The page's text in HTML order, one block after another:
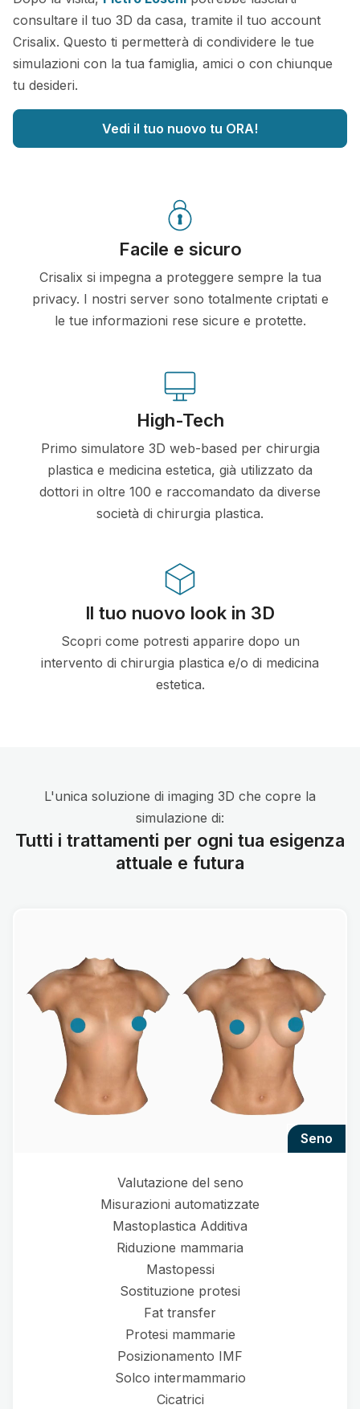
consultare il tuo 3D da casa, tramite il tuo account
Crisalix. Questo ti permetterà di condividere le tue
simulazioni con la tua famiglia, amici o con chiunque
tu desideri.
Vedi il tuo nuovo tu ORA!
Facile e sicuro
Crisalix si impegna a proteggere sempre la tua
privacy. I nostri server sono totalmente criptati e
le tue informazioni rese sicure e protette.
High-Tech
Primo simulatore 3D web-based per chirurgia
plastica e medicina estetica, già utilizzato da
dottori in oltre 100 e raccomandato da diverse
società di chirurgia plastica.
Il tuo nuovo look in 3D
Scopri come potresti apparire dopo un
intervento di chirurgia plastica e/o di medicina
estetica.
L'unica soluzione di imaging 3D che copre la
simulazione di:
Tutti i trattamenti per ogni tua esigenza
attuale e futura
seno
Valutazione del seno
Misurazioni automatizzate
Mastoplastica Additiva
Riduzione mammaria
Mastopessi
Sostituzione protesi
Fat transfer
Protesi mammarie
Posizionamento IMF
Solco intermammario
Cicatrici